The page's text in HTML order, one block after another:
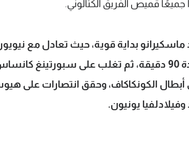
جميعًا قميص الفريق الكتالوني.
بعشرة لاعبين لمدة 90 دقيقة، ثم تغلب على
أبطال الكونكاكاف، وحقق انتصارات على
وفيلادلفيا يونيون.